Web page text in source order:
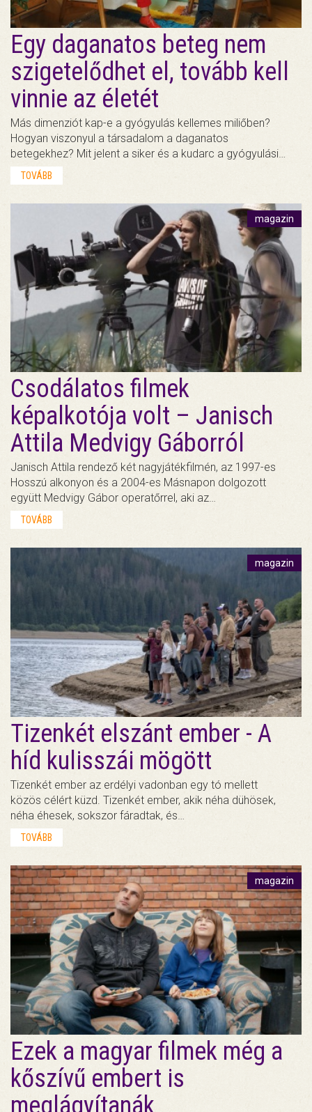
Egy daganatos beteg nem
szigetelődhet el, tovább kell
vinnie az életét
Más dimenziót kap-e a gyógyulás kellemes miliőben?
Hogyan viszonyul a társadalom a daganatos
betegekhez? Mit jelent a siker és a kudarc a gyógyulási…
TOVÁBB
magazin
Csodálatos filmek
képalkotója volt – Janisch
Attila Medvigy Gáborról
Janisch Attila rendező két nagyjátékfilmén, az 1997-es
Hosszú alkonyon és a 2004-es Másnapon dolgozott
együtt Medvigy Gábor operatőrrel, aki az…
TOVÁBB
magazin
Tizenkét elszánt ember - A
híd kulisszái mögött
Tizenkét ember az erdélyi vadonban egy tó mellett
közös célért küzd. Tizenkét ember, akik néha dühösek,
néha éhesek, sokszor fáradtak, és…
TOVÁBB
magazin
Ezek a magyar filmek még a
kőszívű embert is
meglágyítanák